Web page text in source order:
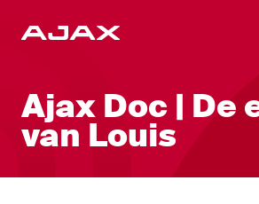
Ajax Doc | De
van Louis